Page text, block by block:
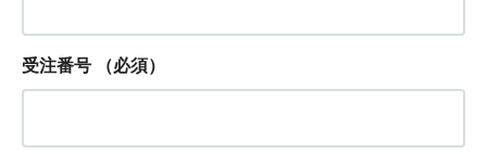
受注番号 （必須）